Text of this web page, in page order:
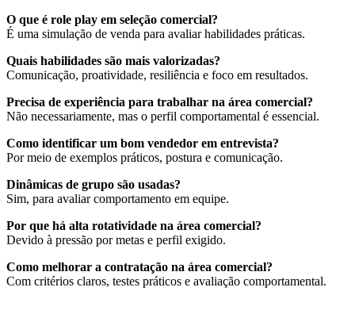
O que é role play em seleção comercial?
É uma simulação de venda para avaliar habilidades práticas.
Quais habilidades são mais valorizadas?
Comunicação, proatividade, resiliência e foco em resultados.
Precisa de experiência para trabalhar na área comercial?
Não necessariamente, mas o perfil comportamental é essencial.
Como identificar um bom vendedor em entrevista?
Por meio de exemplos práticos, postura e comunicação.
Dinâmicas de grupo são usadas?
Sim, para avaliar comportamento em equipe.
Por que há alta rotatividade na área comercial?
Devido à pressão por metas e perfil exigido.
Como melhorar a contratação na área comercial?
Com critérios claros, testes práticos e avaliação comportamental.